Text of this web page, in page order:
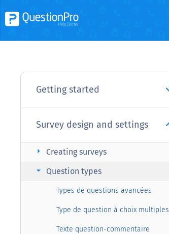
Getting started
Survey design and settings
Creating surveys
arrow_right
Question types
arrow_right
Types de questions avancées
Type de question à choix multiples
Texte question-commentaire